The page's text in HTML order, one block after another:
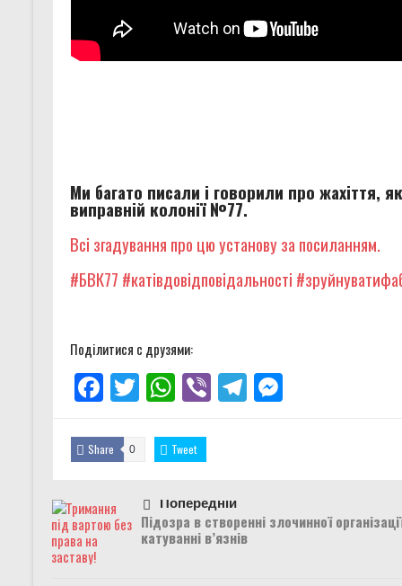
Ми багато писали і говорили про жахіття,
виправній колонії №77.
Всі згадування про цю установу за посиланням.
#БВК77 #катівдовідповідальності
Поділитися с друзями:
Facebook
TwitterWhatsApp
ViberTelegramMessenger
Share 0 Tweet
Попередній
Підозра в створенні злочинної
катуванні в’язнів